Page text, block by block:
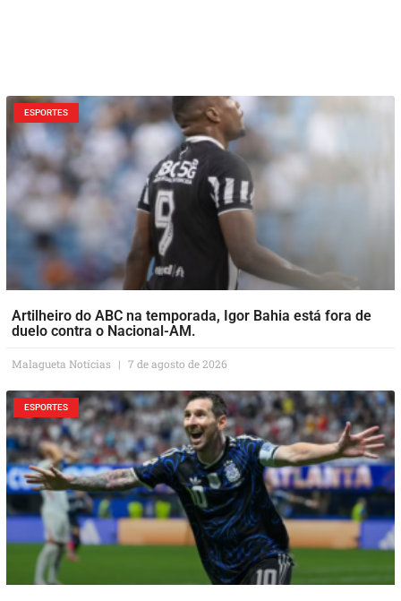
ESPORTES
Artilheiro do ABC na temporada, Igor Bahia está fora de
duelo contra o Nacional-AM.
Malagueta Notícias 7 de agosto de 2026
ESPORTES